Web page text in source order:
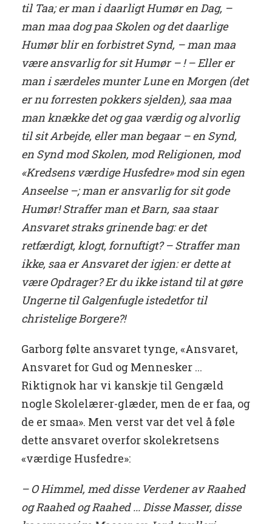
til Taa; er man i daarligt Humør en Dag, –
man maa dog paa Skolen og det daarlige
Humør blir en forbistret Synd, – man maa
være ansvarlig for sit Humør – ! – Eller er
man i særdeles munter Lune en Morgen (det
er nu forresten pokkers sjelden), saa maa
man knække det og gaa værdig og alvorlig
til sit Arbejde, eller man begaar – en Synd,
en Synd mod Skolen, mod Religionen, mod
«Kredsens værdige Husfedre» mod sin egen
Anseelse –; man er ansvarlig for sit gode
Humør! Straffer man et Barn, saa staar
Ansvaret straks grinende bag: er det
retfærdigt, klogt, fornuftigt? – Straffer man
ikke, saa er Ansvaret der igjen: er dette at
være Opdrager? Er du ikke istand til at gøre
Ungerne til Galgenfugle istedetfor til
christelige Borgere?!
Garborg følte ansvaret tynge, «Ansvaret,
Ansvaret for Gud og Mennesker ...
Riktignok har vi kanskje til Gengæld
nogle Skolelærer-glæder, men de er faa, og
de er smaa». Men verst var det vel å føle
dette ansvaret overfor skolekretsens
«værdige Husfedre»:
– O Himmel, med disse Verdener av Raahed
og Raahed og Raahed ... Disse Masser, disse